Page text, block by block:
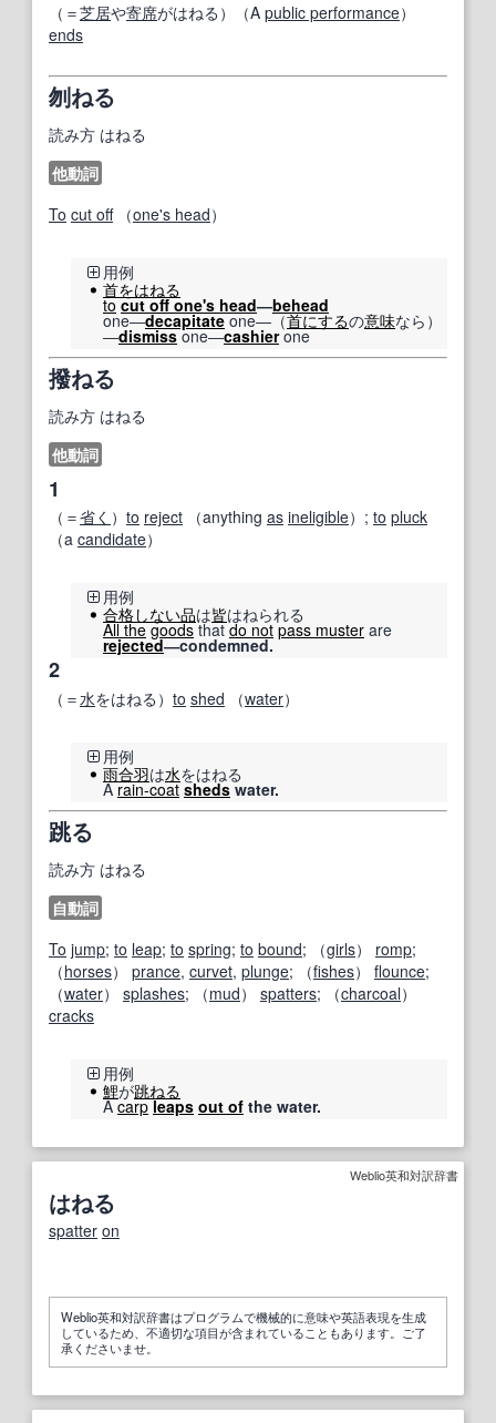
（＝芝居や寄席がはねる）（A public performance）
ends
刎ねる
読み方 はねる
他動詞
To cut off（one's head）
用例
首をはねる
to cut off one's head―behead
one―decapitateone―（首にするの意味なら）
―dismissone―cashierone
撥ねる
読み方 はねる
他動詞
1
（＝省く ） to reject （anything as ineligible）; to pluck
（a candidate）
用例
合格しない品は皆はねられる
All the goodsthatdo not pass muster are
rejected―condemned.
2
（＝水をはねる） to shed （water）
用例
雨合羽は水をはねる
Arain-coat shedswater.
跳る
読み方 はねる
自動詞
To jump; to leap; to spring; to bound; （girls） romp;
（horses） prance, curvet, plunge; （fishes） flounce;
（water） splashes; （mud） spatters; （charcoal）
cracks
用例
鯉が跳ねる
Acarp leaps out of the water.
Weblio英和対訳辞書
はねる
spatter on
Weblio英和対訳辞書はプログラムで機械的に意味や英語表現を生成
しているため、不適切な項目が含まれていることもあります。ご了
承くださいませ。